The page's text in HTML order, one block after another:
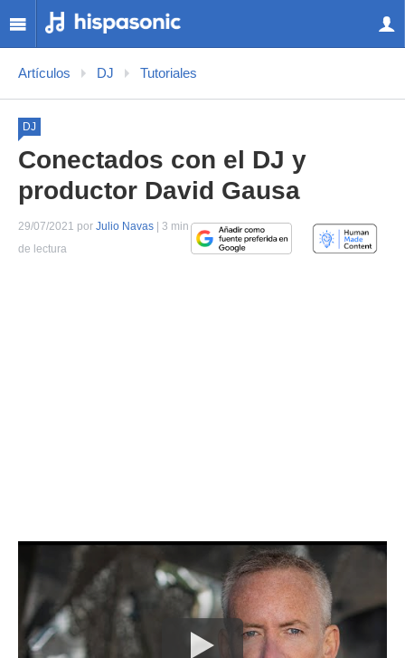
Artículos DJ Tutoriales
DJ
Conectados con el DJ y
productor David Gausa
29/07/2021 por Julio Navas | 3 min
de lectura